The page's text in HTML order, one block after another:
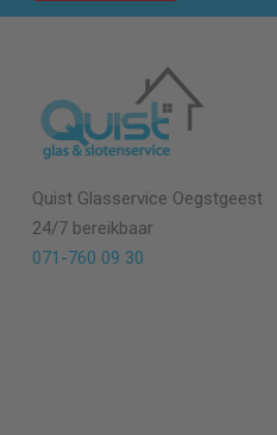
Quist Glasservice Oegstgeest
24/7 bereikbaar
071-760 09 30